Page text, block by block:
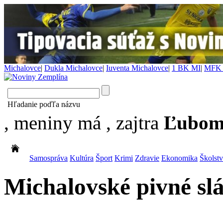
Michalovce| Dukla Michalovce| Iuventa Michalovce| 1 BK MI| MFK
Hľadanie poďľa názvu
, meniny má , zajtra
Samospráva Kultúra Šport Krimi Zdravie Ekonomika
Michalovské pivné